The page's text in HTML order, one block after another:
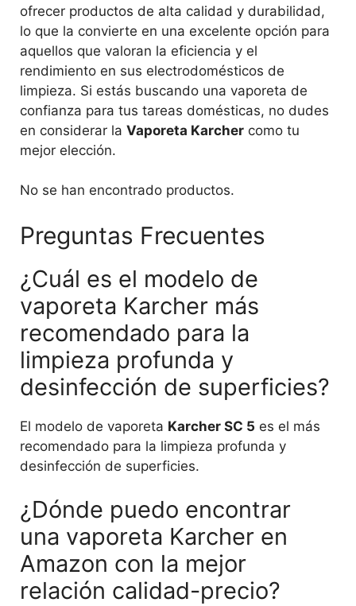
ofrecer productos de alta calidad y durabilidad,
lo que la convierte en una excelente opción para
aquellos que valoran la eficiencia y el
rendimiento en sus electrodomésticos de
limpieza. Si estás buscando una vaporeta de
confianza para tus tareas domésticas, no dudes
en considerar la Vaporeta Karcher como tu
mejor elección.
No se han encontrado productos.
Preguntas Frecuentes
¿Cuál es el modelo de
vaporeta Karcher más
recomendado para la
limpieza profunda y
desinfección de superficies?
El modelo de vaporeta Karcher SC 5 es el más
recomendado para la limpieza profunda y
desinfección de superficies.
¿Dónde puedo encontrar
una vaporeta Karcher en
Amazon con la mejor
relación calidad-precio?